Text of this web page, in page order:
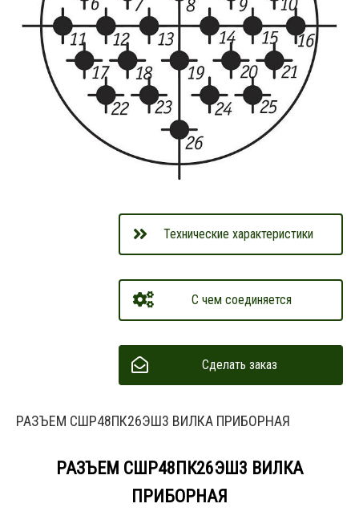
Технические характеристики
С чем соединяется
Сделать заказ
РАЗЪЕМ СШР48ПК26ЭШ3 ВИЛКА ПРИБОРНАЯ
РАЗЪЕМ СШР48ПК26ЭШ3 ВИЛКА
ПРИБОРНАЯ